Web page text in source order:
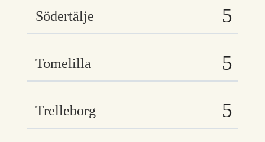
Södertälje
Tomelilla
Trelleborg